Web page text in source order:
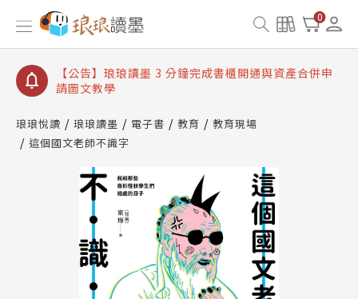
0
【公告】琅琅讀墨數位閱讀資產合併與書櫃開通申請
【公告】琅琅讀墨書櫃開通常見問題
【公告】琅琅讀墨 3 分鐘完成書櫃開通與資產合併申
請圖文教學
查詢
【公告】琅琅讀墨數位閱讀資產合併與書櫃開通申請
琅琅悅讀 琅琅讀墨 電子書 教育
教育現場
這個國文老師不識字